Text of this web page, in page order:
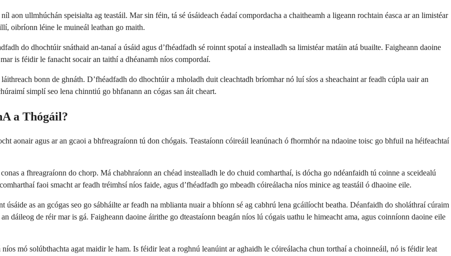
aon ullmhúchán speisialta ag teastáil. Mar sin féin, tá sé úsáideach éadaí compordacha a chaitheamh a ligeann rochtain éasca ar an limistéar
oibríonn léine le muineál leathan go maith.
do dhochtúir snáthaid an-tanaí a úsáid agus d’fhéadfadh sé roinnt spotaí a instealladh sa limistéar matáin atá buailte. Faigheann daoine
is féidir le fanacht socair an taithí a dhéanamh níos compordaí.
bonn de ghnáth. D’fhéadfadh do dhochtúir a mholadh duit cleachtadh bríomhar nó luí síos a sheachaint ar feadh cúpla uair an
simplí seo lena chinntiú go bhfanann an cógas san áit cheart.
a Thógáil?
aonair agus ar an gcaoi a bhfreagraíonn tú don chógais. Teastaíonn cóireáil leanúnach ó fhormhór na ndaoine toisc go bhfuil na héifeachtaí
a fhreagraíonn do chorp. Má chabhraíonn an chéad instealladh le do chuid comharthaí, is dócha go ndéanfaidh tú coinne a sceidealú
faoi smacht ar feadh tréimhsí níos faide, agus d’fhéadfadh go mbeadh cóireálacha níos minice ag teastáil ó dhaoine eile.
as an gcógas seo go sábháilte ar feadh na mblianta nuair a bhíonn sé ag cabhrú lena gcáilíocht beatha. Déanfaidh do sholáthraí cúraim
dáileog de réir mar is gá. Faigheann daoine áirithe go dteastaíonn beagán níos lú cógais uathu le himeacht ama, agus coinníonn daoine eile
mó solúbthachta agat maidir le ham. Is féidir leat a roghnú leanúint ar aghaidh le cóireálacha chun torthaí a choinneáil, nó is féidir leat